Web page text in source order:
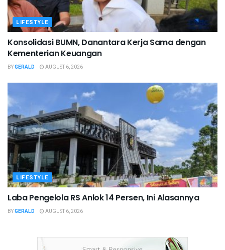
LIFESTYLE
Konsolidasi BUMN, Danantara Kerja Sama dengan
Kementerian Keuangan
BYGERALD AUGUST 6, 2026
LIFESTYLE
Laba Pengelola RS Anlok 14 Persen, Ini Alasannya
BYGERALD AUGUST 6, 2026